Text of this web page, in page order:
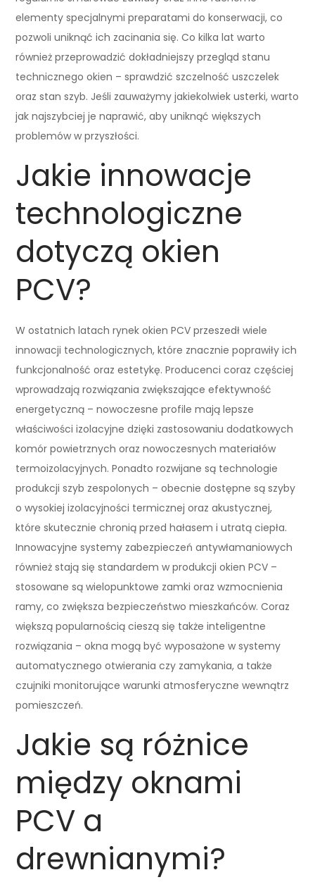
elementy specjalnymi preparatami do konserwacji, co
pozwoli uniknąć ich zacinania się. Co kilka lat warto
również przeprowadzić dokładniejszy przegląd stanu
technicznego okien – sprawdzić szczelność uszczelek
oraz stan szyb. Jeśli zauważymy jakiekolwiek usterki, warto
jak najszybciej je naprawić, aby uniknąć większych
problemów w przyszłości.
Jakie innowacje
technologiczne
dotyczą okien
PCV?
W ostatnich latach rynek okien PCV przeszedł wiele
innowacji technologicznych, które znacznie poprawiły ich
funkcjonalność oraz estetykę. Producenci coraz częściej
wprowadzają rozwiązania zwiększające efektywność
energetyczną – nowoczesne profile mają lepsze
właściwości izolacyjne dzięki zastosowaniu dodatkowych
komór powietrznych oraz nowoczesnych materiałów
termoizolacyjnych. Ponadto rozwijane są technologie
produkcji szyb zespolonych – obecnie dostępne są szyby
o wysokiej izolacyjności termicznej oraz akustycznej,
które skutecznie chronią przed hałasem i utratą ciepła.
Innowacyjne systemy zabezpieczeń antywłamaniowych
również stają się standardem w produkcji okien PCV –
stosowane są wielopunktowe zamki oraz wzmocnienia
ramy, co zwiększa bezpieczeństwo mieszkańców. Coraz
większą popularnością cieszą się także inteligentne
rozwiązania – okna mogą być wyposażone w systemy
automatycznego otwierania czy zamykania, a także
czujniki monitorujące warunki atmosferyczne wewnątrz
pomieszczeń.
Jakie są różnice
między oknami
PCV a
drewnianymi?